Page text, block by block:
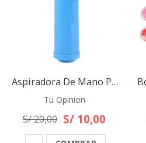
Aspiradora De Mano Portátil Para Bolsas Compresoras Al Vacio
Tu Opinion
S/ 10,00
S/ 20,00